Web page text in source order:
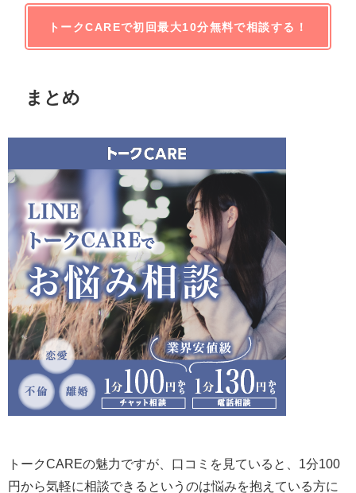
トークCAREで初回最大10分無料で相談する！
まとめ
トークCAREの魅力ですが、口コミを見ていると、1分100
円から気軽に相談できるというのは悩みを抱えている方に